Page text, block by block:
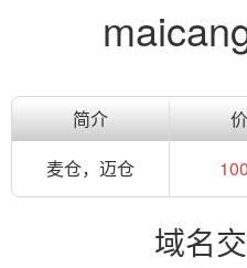
简介
麦仓，迈仓
域名